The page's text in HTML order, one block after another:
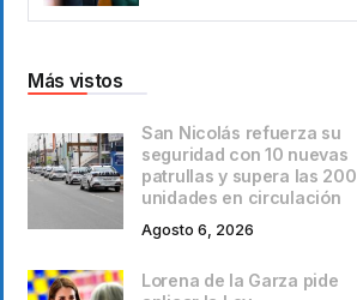
Más vistos
San Nicolás refuerza su
seguridad con 10 nuevas
patrullas y supera las 200
unidades en circulación
Agosto 6, 2026
Lorena de la Garza pide